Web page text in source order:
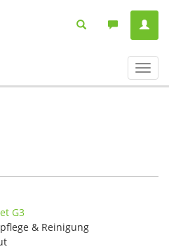
ein-/
& Reinigung